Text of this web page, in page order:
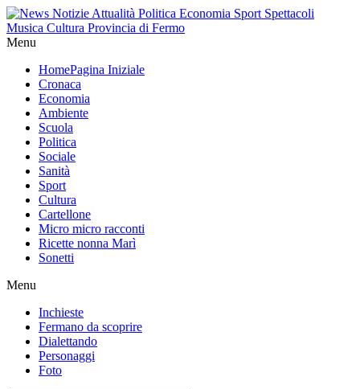
Menu
HomePagina Iniziale
Cronaca
Economia
Ambiente
Scuola
Politica
Sociale
Sanità
Sport
Cultura
Cartellone
Micro micro racconti
Ricette nonna Marì
Sonetti
Menu
Inchieste
Fermano da scoprire
Dialettando
Personaggi
Foto